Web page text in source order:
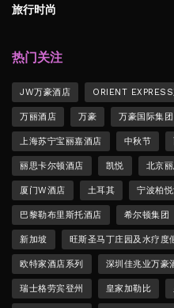
旅行时尚
热门关注
JW万豪酒店 ORIENT
万丽酒店 万豪 万豪国际集团
上海苏宁宝丽嘉酒店 中秋节
丽思卡尔顿酒店 凯悦 北京
厦门W酒店 土耳其 宁波柏
巴黎勒布里斯托酒店 希尔顿集团
新加坡 旺斯圣马丁庄园及水疗度
欧特家酒店系列 深圳佳兆业万豪
瑞士格劳宾登州 皇家加勒比